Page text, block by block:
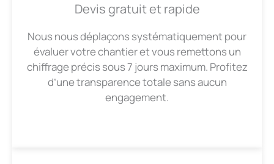
Devis gratuit et rapide
Nous nous déplaçons systématiquement pour
évaluer votre chantier et vous remettons un
chiffrage précis sous 7 jours maximum. Profitez
d’une transparence totale sans aucun
engagement.